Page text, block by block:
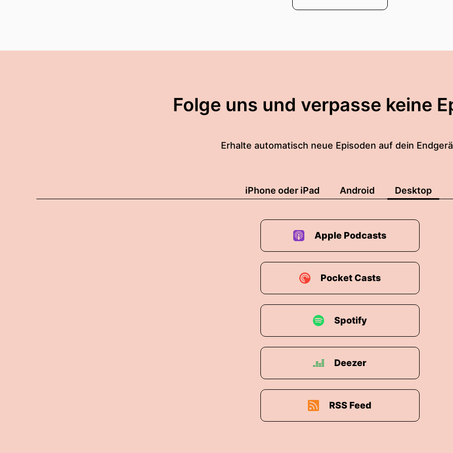
Folge uns und verpasse keine
Erhalte automatisch neue Episoden auf dein
iPhone oder iPad Android Desktop
Apple Podcasts
Pocket Casts
Spotify
Deezer
RSS Feed